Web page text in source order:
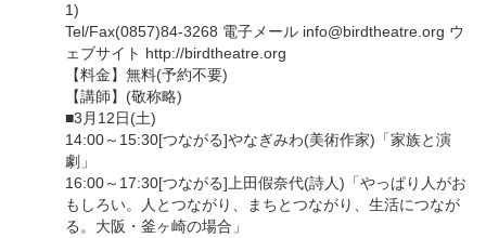
1)
Tel/Fax(0857)84-3268 電子メール info@birdtheatre.org ウ
ェブサイト http://birdtheatre.org
【料金】無料(予約不要)
【講師】(敬称略)
■3月12日(土)
14:00～15:30[つながる]やなぎみわ(美術作家)「家族と演
劇」
16:00～17:30[つながる]上田假奈代(詩人)「やっぱり人がお
もしろい。人とつながり、まちとつながり、生活につなが
る。大阪・釜ヶ崎の場合」